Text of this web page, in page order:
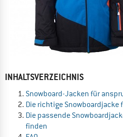
INHALTSVERZEICHNIS
Snowboard-Jacken für
Die richtige Snowboardjacke
Die passende
finden